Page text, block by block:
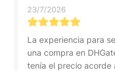
23/7/2026
La experiencia para
una compra en
tenía el precio acorde